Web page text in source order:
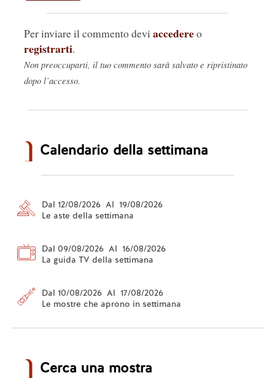
Per inviare il commento devi accedereo
registrarti.
Non preoccuparti, il tuo commento sarà salvato e ripristinato
dopo l’accesso.
Calendario della settimana
Dal 12/08/2026 Al 19/08/2026
Le aste della settimana
Dal 09/08/2026 Al 16/08/2026
La guida TV della settimana
Dal 10/08/2026 Al 17/08/2026
Le mostre che aprono in settimana
Cerca una mostra